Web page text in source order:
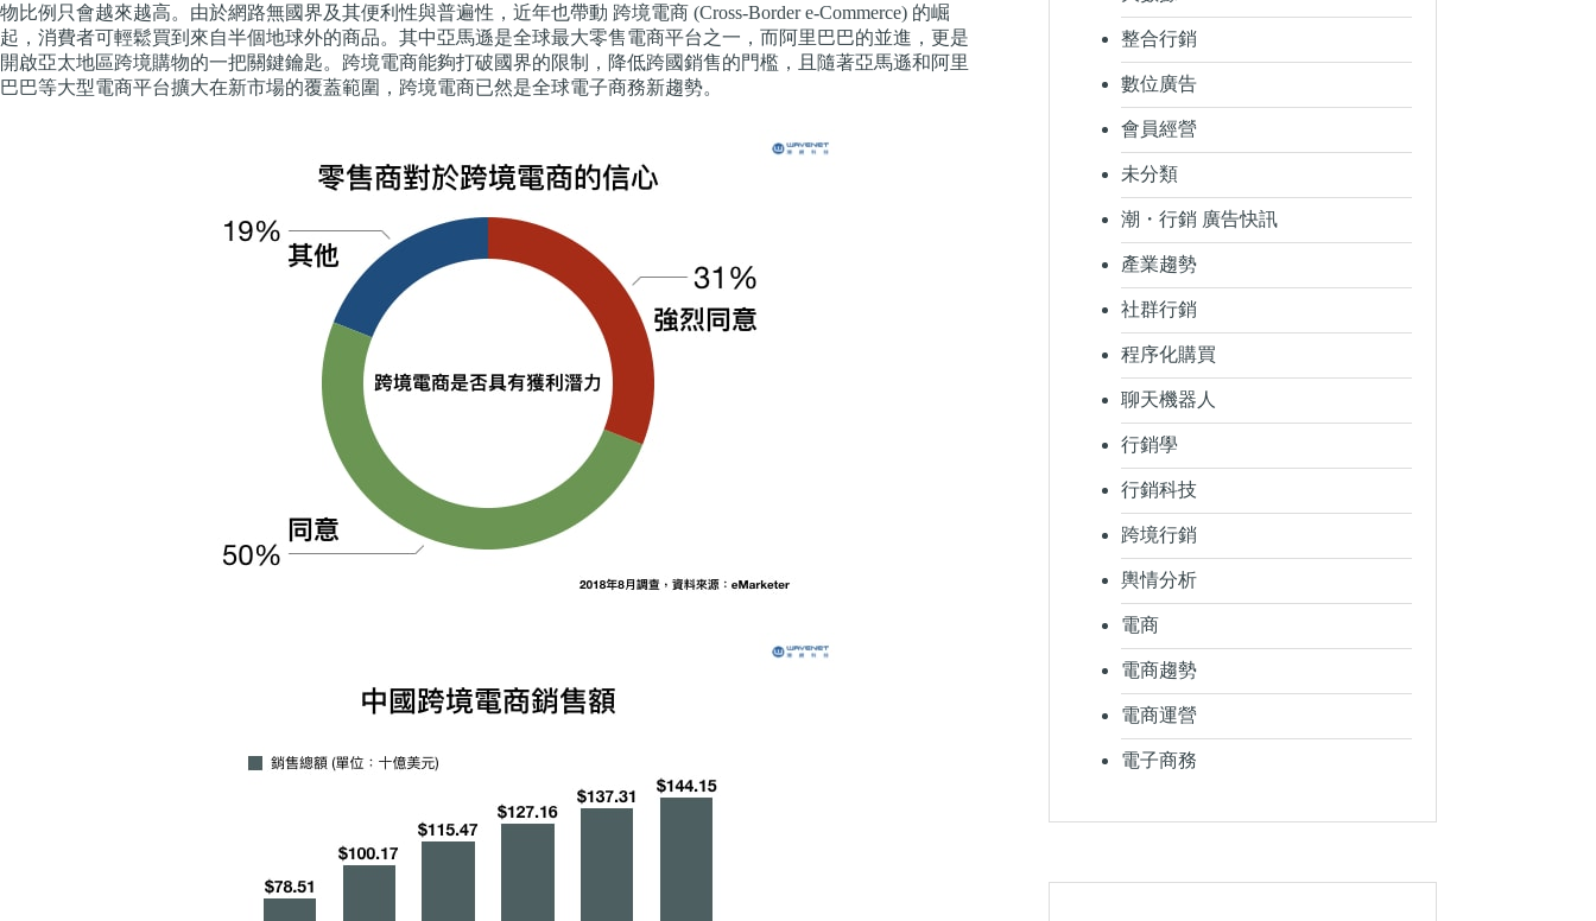
物比例只會越來越高。由於網路無國界及其便利性與普遍性，近年也帶動 跨境電商 (Cross-Border e-Commerce) 的崛
起，消費者可輕鬆買到來自半個地球外的商品。其中亞馬遜是全球最大零售電商平台之一，而阿里巴巴的並進，更是
開啟亞太地區跨境購物的一把關鍵鑰匙。跨境電商能夠打破國界的限制，降低跨國銷售的門檻，且隨著亞馬遜和阿里
巴巴等大型電商平台擴大在新市場的覆蓋範圍，跨境電商已然是全球電子商務新趨勢。
整合行銷
數位廣告
會員經營
未分類
潮・行銷 廣告快訊
產業趨勢
社群行銷
程序化購買
聊天機器人
行銷學
行銷科技
跨境行銷
輿情分析
電商
電商趨勢
電商運營
電子商務